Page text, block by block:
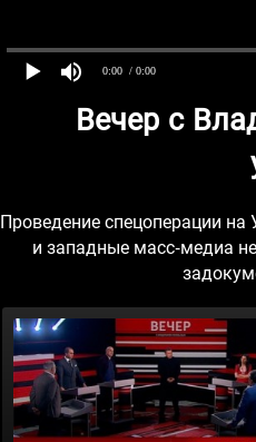
0:00 / 0:00
Вечер с
Проведение спецоперации
и западные масс-медиа